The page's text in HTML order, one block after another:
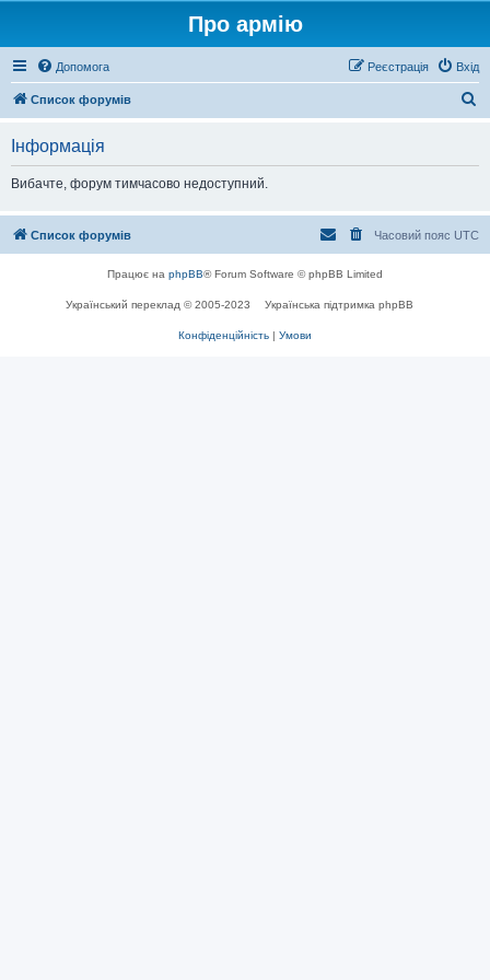
Про армію
Допомога Вхід
Реєстрація
Список форумів
Інформація
Вибачте, форум тимчасово недоступний.
Список форумів Часовий пояс UTC
Працює на phpBB® Forum Software © phpBB Limited
Український переклад © 2005-2023 Українська підтримка phpBB
Конфіденційність | Умови